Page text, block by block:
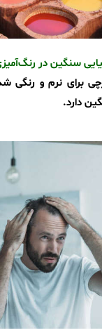
سنگین در
برای نرم و رنگی
دارد.